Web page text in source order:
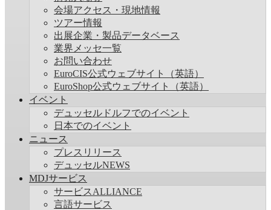
会場アクセス・現地情報
ツアー情報
出展企業・製品データベース
業界メッセ一覧
お問い合わせ
EuroCIS公式ウェブサイト（英語）
EuroShop公式ウェブサイト（英語）
イベント
デュッセルドルフでのイベント
日本でのイベント
ニュース
プレスリリース
デュッセルNEWS
MDJサービス
サービスALLIANCE
言語サービス